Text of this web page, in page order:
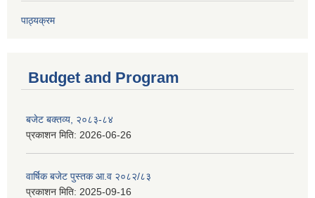
पाठ्यक्रम
Budget and Program
बजेट बक्तव्य, २०८३-८४
प्रकाशन मिति: 2026-06-26
वार्षिक बजेट पुस्तक आ.व २०८२/८३
प्रकाशन मिति: 2025-09-16